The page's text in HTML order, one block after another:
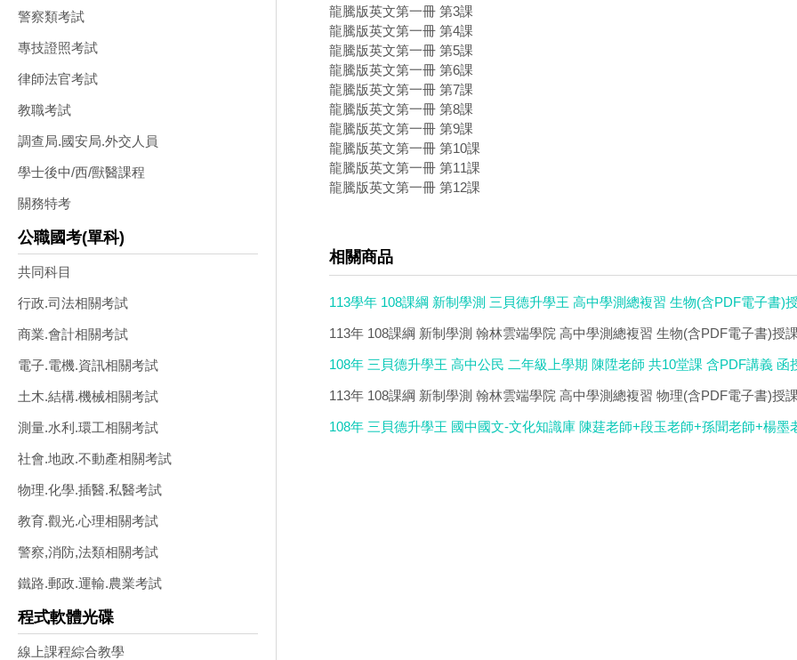
警察類考試
專技證照考試
律師法官考試
教職考試
調查局.國安局.外交人員
學士後中/西/獸醫課程
關務特考
公職國考(單科)
共同科目
行政.司法相關考試
商業.會計相關考試
電子.電機.資訊相關考試
土木.結構.機械相關考試
測量.水利.環工相關考試
社會.地政.不動產相關考試
物理.化學.插醫.私醫考試
教育.觀光.心理相關考試
警察,消防,法類相關考試
鐵路.郵政.運輸.農業考試
程式軟體光碟
線上課程綜合教學
龍騰版英文第一冊 第3課
龍騰版英文第一冊 第4課
龍騰版英文第一冊 第5課
龍騰版英文第一冊 第6課
龍騰版英文第一冊 第7課
龍騰版英文第一冊 第8課
龍騰版英文第一冊 第9課
龍騰版英文第一冊 第10課
龍騰版英文第一冊 第11課
龍騰版英文第一冊 第12課
相關商品
113學年 108課綱 新制學測 三貝德升學王 高中學測總複習 生物(含PDF電子書)
113年 108課綱 新制學測 翰林雲端學院 高中學測總複習 生物(含PDF電子書)授
108年 三貝德升學王 高中公民 二年級上學期 陳陞老師 共10堂課 含PDF講義 函
113年 108課綱 新制學測 翰林雲端學院 高中學測總複習 物理(含PDF電子書)授
108年 三貝德升學王 國中國文-文化知識庫 陳莛老師+段玉老師+孫聞老師+楊